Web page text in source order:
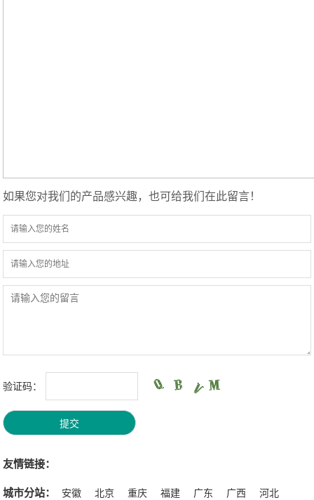
如果您对我们的产品感兴趣，也可给我们在此留言！
验证码：
友情链接：
城市分站： 安徽 北京 重庆 福建 广东 广西
河北